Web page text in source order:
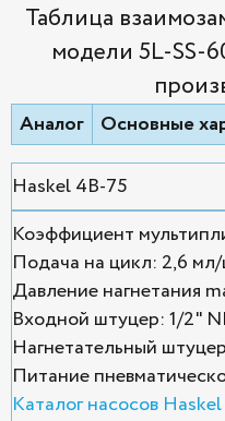
Таблица
модели 5L-SS-
Аналог Основные
Haskel 4B-75
Коэффициент
Подача на цикл: 2,6
Давление нагнетания
Входной штуцер: 1/2"
Нагнетательный
Питание
Каталог насосов Haskel